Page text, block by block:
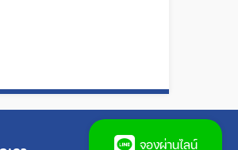
จองผ่านไลน์